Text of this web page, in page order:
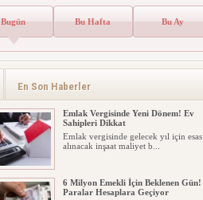
Bugün Bu Hafta Bu Ay
En Son Haberler
Emlak Vergisinde Yeni Dönem! Ev
Sahipleri Dikkat
Emlak vergisinde gelecek yıl için esas
alınacak inşaat maliyet b...
6 Milyon Emekli İçin Beklenen Gün!
Paralar Hesaplara Geçiyor